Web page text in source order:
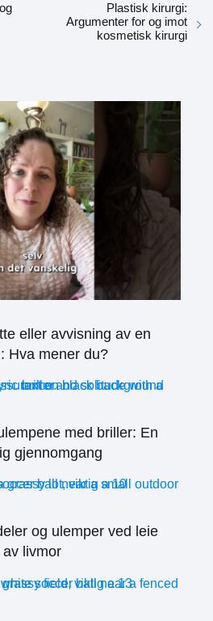
Plastisk kirurgi:
Argumenter for og imot
kosmetisk kirurgi
eller avvisning av en
Hva mener du?
med briller: En
gjennomgang
og ulemper ved leie
av livmor